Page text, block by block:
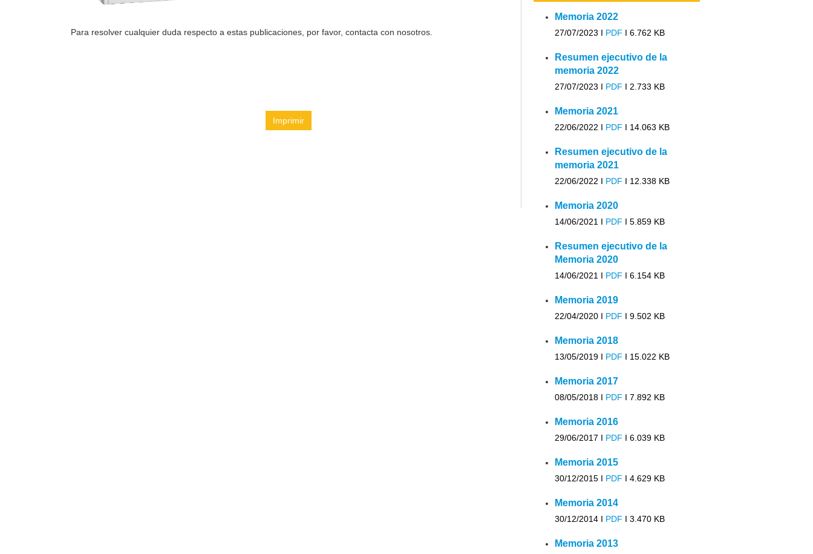
Para resolver cualquier duda respecto a estas publicaciones, por favor, contacta con nosotros.
Imprimir
Memoria 2022
27/07/2023 I PDF I 6.762 KB
Resumen ejecutivo de la
memoria 2022
27/07/2023 I PDF I 2.733 KB
Memoria 2021
22/06/2022 I PDF I 14.063 KB
Resumen ejecutivo de la
memoria 2021
22/06/2022 I PDF I 12.338 KB
Memoria 2020
14/06/2021 I PDF I 5.859 KB
Resumen ejecutivo de la
Memoria 2020
14/06/2021 I PDF I 6.154 KB
Memoria 2019
22/04/2020 I PDF I 9.502 KB
Memoria 2018
13/05/2019 I PDF I 15.022 KB
Memoria 2017
08/05/2018 I PDF I 7.892 KB
Memoria 2016
29/06/2017 I PDF I 6.039 KB
Memoria 2015
30/12/2015 I PDF I 4.629 KB
Memoria 2014
30/12/2014 I PDF I 3.470 KB
Memoria 2013